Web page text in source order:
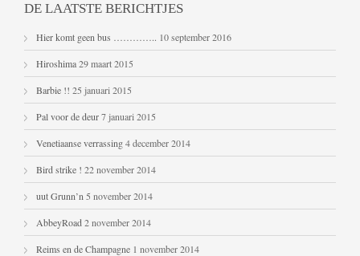
DE LAATSTE BERICHTJES
Hier komt geen bus ………….. 10 september 2016
Hiroshima29 maart 2015
Barbie !! 25 januari 2015
Pal voor de deur7 januari 2015
Venetiaanse verrassing4 december 2014
Bird strike ! 22 november 2014
uut Grunn’n 5 november 2014
AbbeyRoad2 november 2014
Reims en de Champagne 1 november 2014